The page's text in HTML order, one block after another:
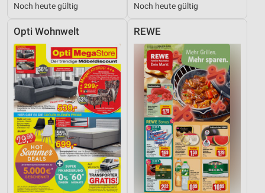
Noch heute gültig Noch heute gültig
Opti Wohnwelt REWE